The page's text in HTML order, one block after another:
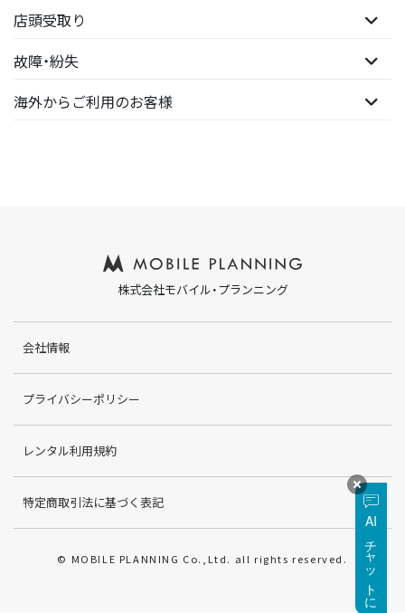
店頭受取り
故障・紛失
海外からご利用のお客様
株式会社モバイル・プランニング
会社情報
プライバシーポリシー
レンタル利用規約
特定商取引法に基づく表記
© MOBILE PLANNING Co.,Ltd. all rights reserved.
AI
チャットに質問